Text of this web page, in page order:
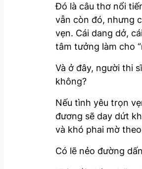
Đó là câu thơ nổi
vẫn còn đó, nhưng
vẹn. Cái dang dở,
tâm tưởng làm cho
Và ở đây, người thi
không?
Nếu tình yêu trọn
đương sẽ day dứt
và khó phai mờ
Có lẽ nẻo đường